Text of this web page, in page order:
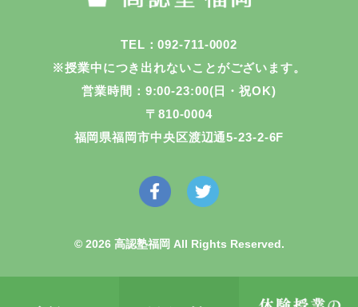
TEL：092-711-0002
※授業中につき出れないことがございます。
営業時間：9:00-23:00(日・祝OK)
〒810-0004
福岡県福岡市中央区渡辺通5-23-2-6F
© 2026 高認塾福岡 All Rights Reserved.